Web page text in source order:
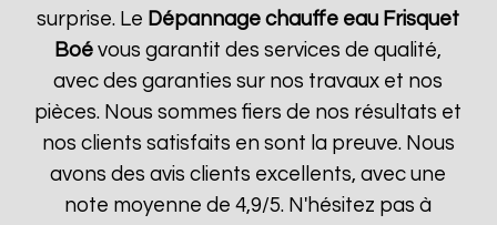
surprise. Le Dépannage chauffe eau Frisquet
Boé vous garantit des services de qualité,
avec des garanties sur nos travaux et nos
pièces. Nous sommes fiers de nos résultats et
nos clients satisfaits en sont la preuve. Nous
avons des avis clients excellents, avec une
note moyenne de 4,9/5. N'hésitez pas à